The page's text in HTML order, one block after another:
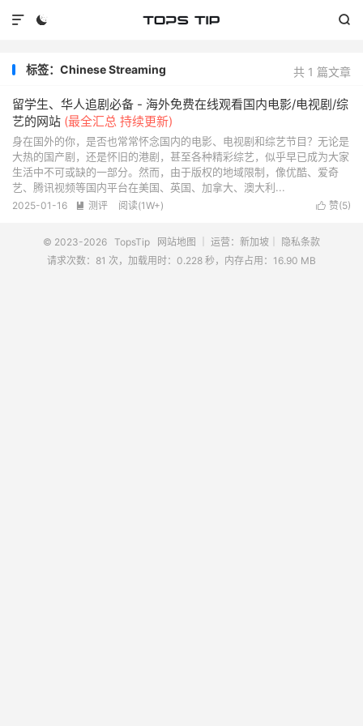
 

共 1 篇文章
标签：Chinese Streaming
留学生、华人追剧必备 - 海外免费在线观看国内电影/电视剧/综
艺的网站 (最全汇总 持续更新)
身在国外的你，是否也常常怀念国内的电影、电视剧和综艺节目？无论是
大热的国产剧，还是怀旧的港剧，甚至各种精彩综艺，似乎早已成为大家
生活中不可或缺的一部分。然而，由于版权的地域限制，像优酷、爱奇
艺、腾讯视频等国内平台在美国、英国、加拿大、澳大利...
 赞(5)
2025-01-16  测评 阅读(1W+)
© 2023-2026 TopsTip 网站地图 ｜ 运营：新加坡｜
隐私条款
请求次数：81 次，加载用时：0.228 秒，内存占用：16.90 MB